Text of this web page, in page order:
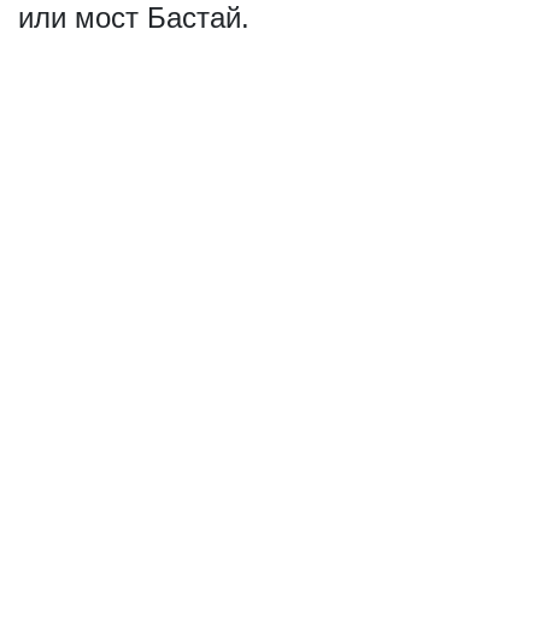
или мост Бастай.